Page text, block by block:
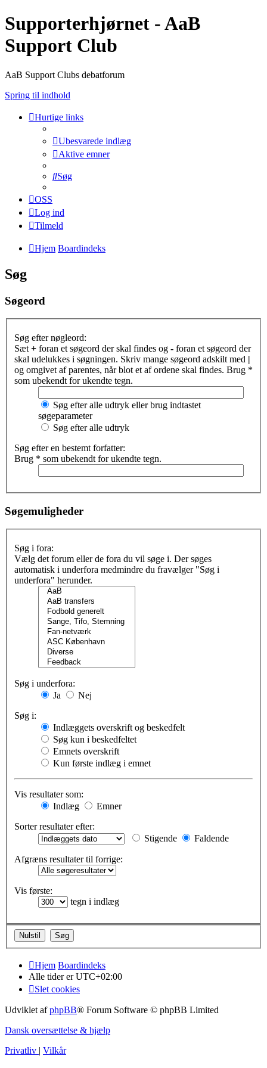
Supporterhjørnet - AaB
Support Club
AaB Support Clubs debatforum
Spring til indhold
Hurtige links
Ubesvarede indlæg
Aktive emner
Søg
OSS
Log ind
Tilmeld
Hjem Boardindeks
Søg
Søgeord
Søg efter nøgleord:
Sæt + foran et søgeord der skal findes og - foran et søgeord der
skal udelukkes i søgningen. Skriv mange søgeord adskilt med |
og omgivet af parentes, når blot et af ordene skal findes. Brug *
som ubekendt for ukendte tegn.
Søg efter alle udtryk eller brug indtastet
søgeparameter
Søg efter alle udtryk
Søg efter en bestemt forfatter:
Brug * som ubekendt for ukendte tegn.
Søgemuligheder
Søg i fora:
Vælg det forum eller de fora du vil søge i. Der søges
automatisk i underfora medmindre du fravælger "Søg i
underfora" herunder.
Søg i underfora:
Ja
Nej
Søg i:
Indlæggets overskrift og beskedfelt
Søg kun i beskedfeltet
Emnets overskrift
Kun første indlæg i emnet
Vis resultater som:
Indlæg
Emner
Sorter resultater efter:
Stigende
Faldende
Afgræns resultater til forrige:
Vis første:
tegn i indlæg
Hjem Boardindeks
Alle tider erUTC+02:00
Slet cookies
Udviklet afphpBB® Forum Software © phpBB Limited
Dansk oversættelse & hjælp
Privatliv | Vilkår